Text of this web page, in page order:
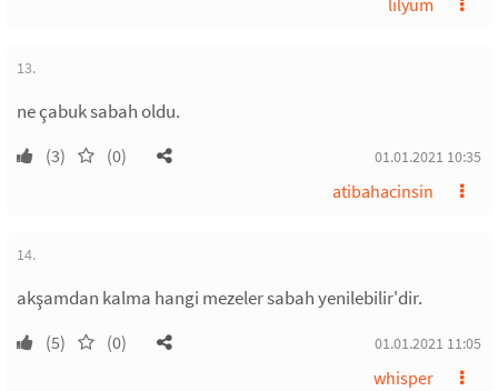
lilyum
13.
ne çabuk sabah oldu.
(3) (0) 01.01.2021 10:35
atibahacinsin
14.
akşamdan kalma hangi mezeler sabah yenilebilir'dir.
(5) (0) 01.01.2021 11:05
whisper